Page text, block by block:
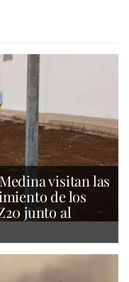
visitan las
de los
junto al